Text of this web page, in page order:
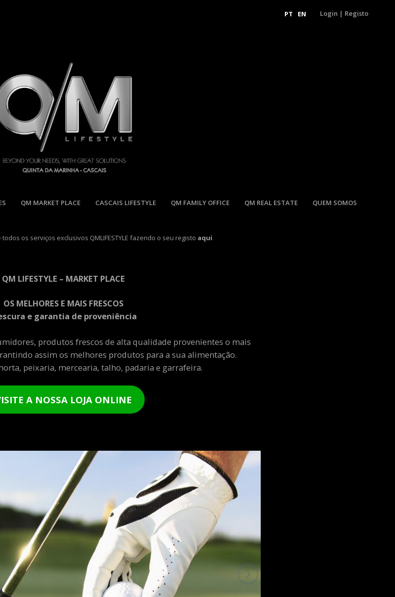
PT EN Login | Registo
QM MARKET PLACE CASCAIS LIFESTYLE QM FAMILY OFFICE QM REAL ESTATE QUEM SOMOS
os serviços exclusivos QMLIFESTYLE fazendo o seu registo aqui
QM LIFESTYLE – MARKET PLACE
OS MELHORES E MAIS FRESCOS
e garantia de proveniência
produtos frescos de alta qualidade provenientes o mais
assim os melhores produtos para a sua alimentação.
peixaria, mercearia, talho, padaria e garrafeira.
A NOSSA LOJA ONLINE